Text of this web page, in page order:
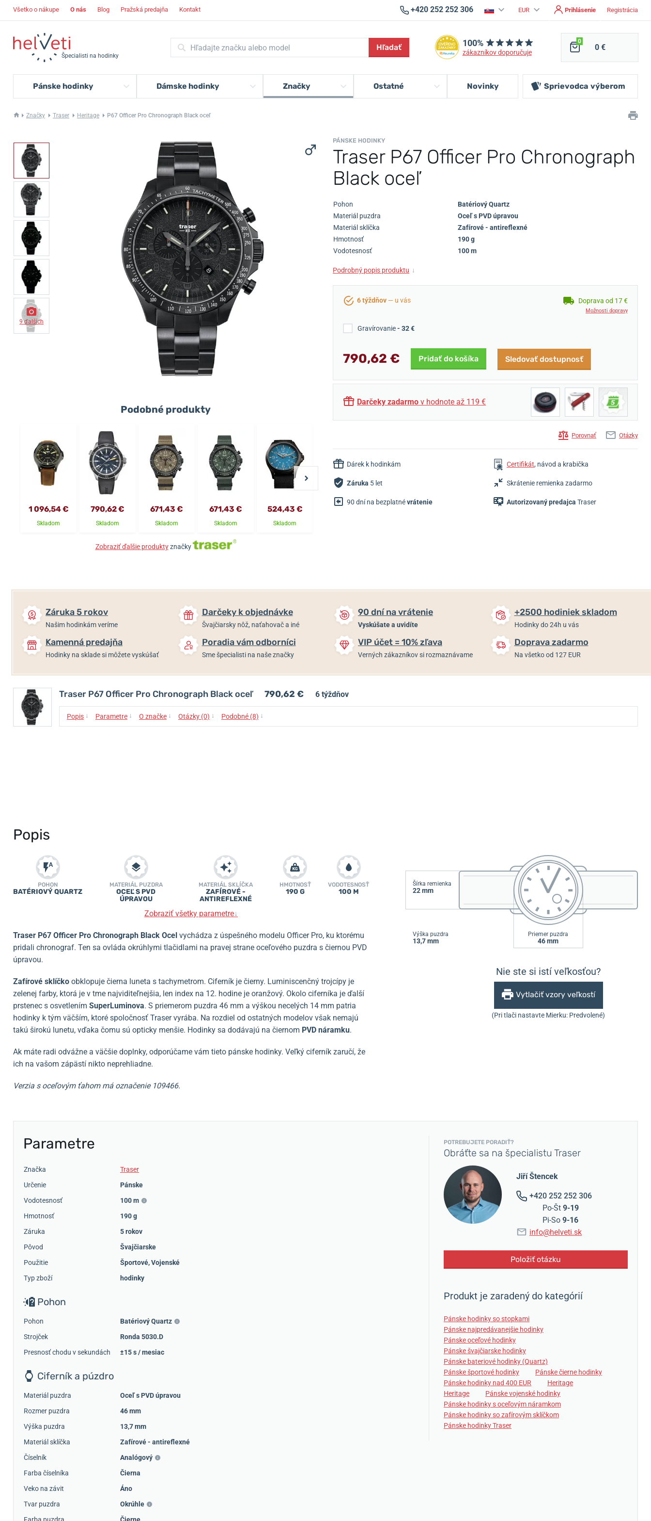
Všetko o nákupe O nás Blog Pražská predajňa Kontakt +420 252 252 306 EUR Prihlásenie Registrácia
Špecialisti na hodinky
Hľadať 100%
zákazníkov doporučuje
0
0 €
Pánske hodinky Dámske hodinky Značky Ostatné Novinky Sprievodca výberom
Značky Traser Heritage P67 Officer Pro Chronograph Black oceľ
PÁNSKE HODINKY
Traser P67 Officer Pro Chronograph
Black oceľ
9 ďalších
Pohon
Batériový Quartz
Materiál puzdra
Oceľ s PVD úpravou
Materiál sklíčka
Zafírové - antireflexné
Hmotnosť
190 g
Vodotesnosť
100 m
Podrobný popis produktu ↓
6 týždňov — u vás Doprava od 17 €
Možnosti dopravy
Gravírovanie- 32 €
790,62 € Pridať do košíka Sledovať dostupnosť
Darčeky zadarmo v hodnote až 119 €
Porovnať Otázky
Dárek k hodinkám Certifikát, návod a krabička
Záruka 5 let Skrátenie remienka zadarmo
90 dní na bezplatnévrátenie Autorizovaný predajca Traser
Podobné produkty
1 096,54 €
Skladom
790,62 €
Skladom
671,43 €
Skladom
671,43 €
Skladom
524,43 €
Skladom
484,70 € 603,89 € 524,43 €
Zobraziť ďalšie produktyznačky
Záruka 5 rokov
Našim hodinkám veríme
Darčeky k objednávke
Švajčiarsky nôž, naťahovač a iné
90 dní na vrátenie
Vyskúšate a uvidíte
+2500 hodiniek skladom
Hodinky do 24h u vás
Kamenná predajňa
Hodinky na sklade si môžete vyskúšať
Poradia vám odborníci
Sme špecialisti na naše značky
VIP účet = 10% zľava
Verných zákazníkov si rozmaznávame
Doprava zadarmo
Na všetko od 127 EUR
Traser P67 Officer Pro Chronograph Black oceľ 790,62 € 6 týždňov
Popis ↓ Parametre ↓ O značke ↓ Otázky (0) ↓ Podobné (8) ↓
Popis
POHON
BATÉRIOVÝ QUARTZ
MATERIÁL PUZDRA
OCEĽ S PVD
ÚPRAVOU
MATERIÁL SKLÍČKA
ZAFÍROVÉ -
ANTIREFLEXNÉ
HMOTNOSŤ
190 G
VODOTESNOSŤ
100 M
Zobraziť všetky parametre↓
Traser P67 Officer Pro Chronograph Black Ocel vychádza z úspešného modelu Officer Pro, ku ktorému
pridali chronograf. Ten sa ovláda okrúhlymi tlačidlami na pravej strane oceľového puzdra s čiernou PVD
úpravou.
Zafírové sklíčko obklopuje čierna luneta s tachymetrom. Ciferník je čierny. Luminiscenčný trojcípy je
zelenej farby, ktorá je v tme najviditeľnejšia, len index na 12. hodine je oranžový. Okolo ciferníka je ďalší
prstenec s osvetlením SuperLuminova. S priemerom puzdra 46 mm a výškou necelých 14 mm patria
hodinky k tým väčším, ktoré spoločnosť Traser vyrába. Na rozdiel od ostatných modelov však nemajú
takú širokú lunetu, vďaka čomu sú opticky menšie. Hodinky sa dodávajú na čiernom PVD náramku.
Ak máte radi odvážne a väčšie doplnky, odporúčame vám tieto pánske hodinky. Veľký ciferník zaručí, že
ich na vašom zápästí nikto neprehliadne.
Verzia s oceľovým ťahom má označenie 109466.
Šírka remienka
22 mm
Výška puzdra
13,7 mm
Priemer puzdra
46 mm
Nie ste si istí veľkosťou?
Vytlačiť vzory veľkostí
(Pri tlači nastavte Mierku: Predvolené)
Parametre
Značka
Traser
Určenie
Pánske
Vodotesnosť
100 m
Hmotnosť
190 g
Záruka
5 rokov
Pôvod
Švajčiarske
Použitie
Športové,Vojenské
Typ zboží
hodinky
Pohon
Pohon
Batériový Quartz
Strojček
Ronda 5030.D
Presnosť chodu v sekundách
±15 s / mesiac
Ciferník a púzdro
Materiál puzdra
Oceľ s PVD úpravou
Rozmer puzdra
46 mm
Výška puzdra
13,7 mm
Materiál sklíčka
Zafírové - antireflexné
Číselník
Analógový
Farba číselníka
Čierna
Veko na závit
Áno
Tvar puzdra
Okrúhle
POTREBUJETE PORADIŤ?
Obráťte sa na špecialistu Traser
Jiří Štencek
+420 252 252 306
Po-Št 9-19
Pi-So 9-16
info@helveti.sk
Položiť otázku
Produkt je zaradený do kategórií
Pánske hodinky so stopkami
Pánske najpredávanejšie hodinky
Pánske oceľové hodinky
Pánske švajčiarske hodinky
Pánske bateriové hodinky (Quartz)
Pánske športové hodinky
Pánske čierne hodinky
Pánske hodinky nad 400 EUR
Heritage
Heritage
Pánske vojenské hodinky
Pánske hodinky s oceľovým náramkom
Pánske hodinky so zafírovým sklíčkom
Pánske hodinky Traser